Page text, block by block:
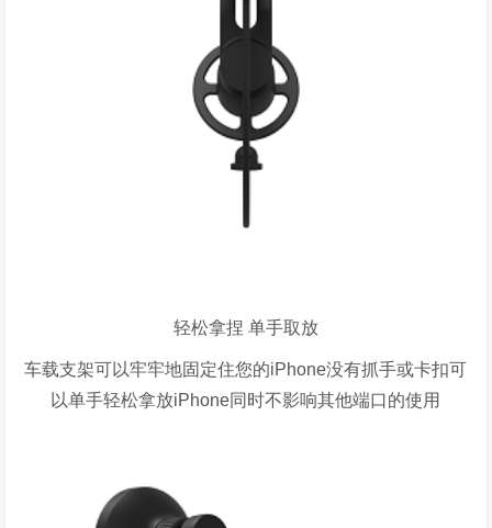
轻松拿捏 单手取放
车载支架可以牢牢地固定住您的iPhone没有抓手或卡扣可
以单手轻松拿放iPhone同时不影响其他端口的使用